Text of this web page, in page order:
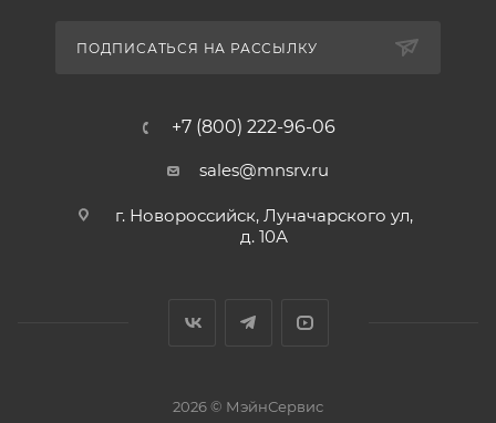
ПОДПИСАТЬСЯ НА РАССЫЛКУ
+7 (800) 222-96-06
sales@mnsrv.ru
г. Новороссийск, Луначарского ул,
д. 10А
2026 © МэйнСервис